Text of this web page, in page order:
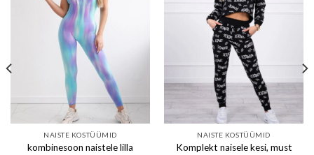
Add to wishlist
NAISTE KOSTÜÜMID
kombinesoon naistele lilla
Add to wishlist
NAISTE KOSTÜÜMID
Komplekt naisele kesi, must